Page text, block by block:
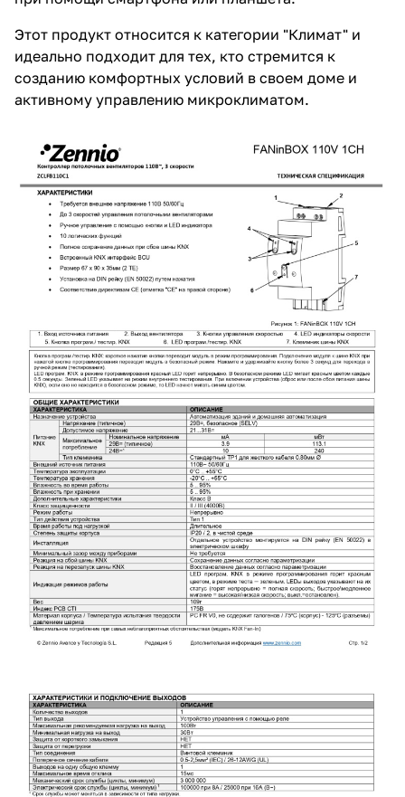
Этот продукт относится к категории "Климат" и
идеально подходит для тех, кто стремится к
созданию комфортных условий в своем доме и
активному управлению микроклиматом.